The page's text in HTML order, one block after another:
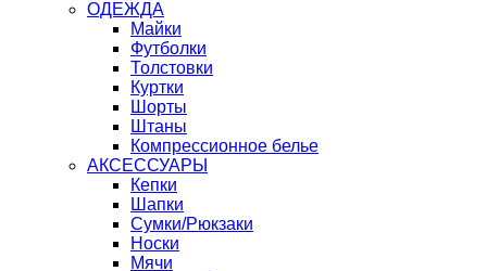
ОДЕЖДА
Майки
Футболки
Толстовки
Куртки
Шорты
Штаны
Компрессионное белье
АКСЕССУАРЫ
Кепки
Шапки
Сумки/Рюкзаки
Носки
Мячи